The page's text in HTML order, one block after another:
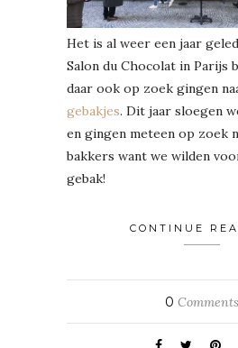
Het is al weer een jaar
Salon du Chocolat in Parijs
daar ook op zoek gingen
gebakjes. Dit jaar sloegen
en gingen meteen op zoek
bakkers want we wilden
gebak!
CONTINUE
0 Comments